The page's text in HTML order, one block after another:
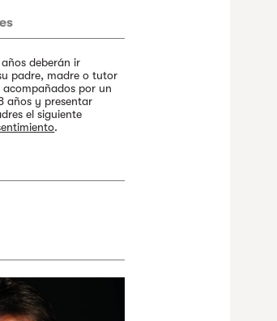
años deberán ir
padre, madre o tutor
acompañados por un
años y presentar
el siguiente
.